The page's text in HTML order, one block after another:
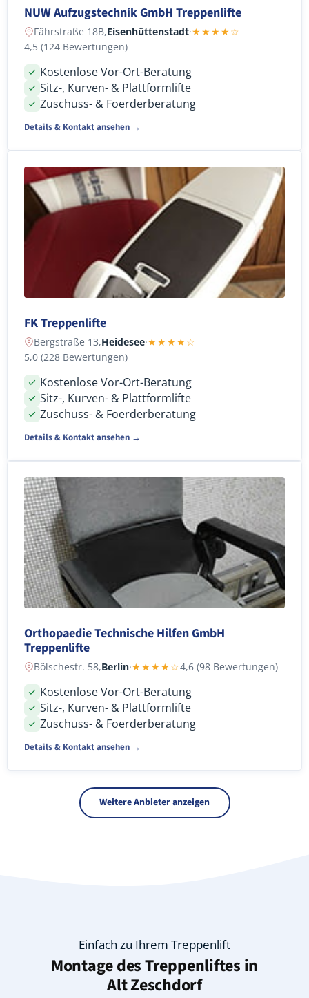
NUW Aufzugstechnik GmbH Treppenlifte
Fährstraße 18B,Eisenhüttenstadt·★★★★☆
4,5 (124 Bewertungen)
Kostenlose Vor-Ort-Beratung
Sitz-, Kurven- & Plattformlifte
Zuschuss- & Foerderberatung
Details & Kontakt ansehen →
FK Treppenlifte
Bergstraße 13,Heidesee·★★★★☆
5,0 (228 Bewertungen)
Kostenlose Vor-Ort-Beratung
Sitz-, Kurven- & Plattformlifte
Zuschuss- & Foerderberatung
Details & Kontakt ansehen →
Orthopaedie Technische Hilfen GmbH
Treppenlifte
Bölschestr. 58,Berlin·★★★★☆4,6 (98 Bewertungen)
Kostenlose Vor-Ort-Beratung
Sitz-, Kurven- & Plattformlifte
Zuschuss- & Foerderberatung
Details & Kontakt ansehen →
Weitere Anbieter anzeigen
Einfach zu Ihrem Treppenlift
Montage des Treppenliftes in
Alt Zeschdorf